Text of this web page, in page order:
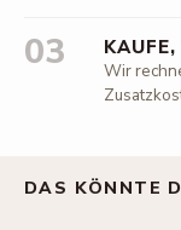
03
Wir
DAS KÖNNTE